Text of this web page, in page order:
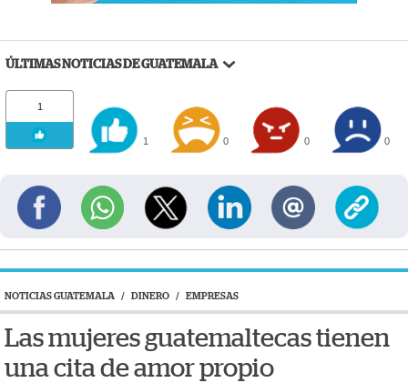
ÚLTIMAS NOTICIAS DE GUATEMALA
1
1 0 0 0
NOTICIAS GUATEMALA / DINERO / EMPRESAS
Las mujeres guatemaltecas tienen
una cita de amor propio